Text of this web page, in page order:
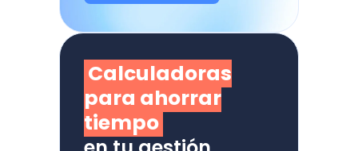
Calculadoras
para ahorrar
tiempo